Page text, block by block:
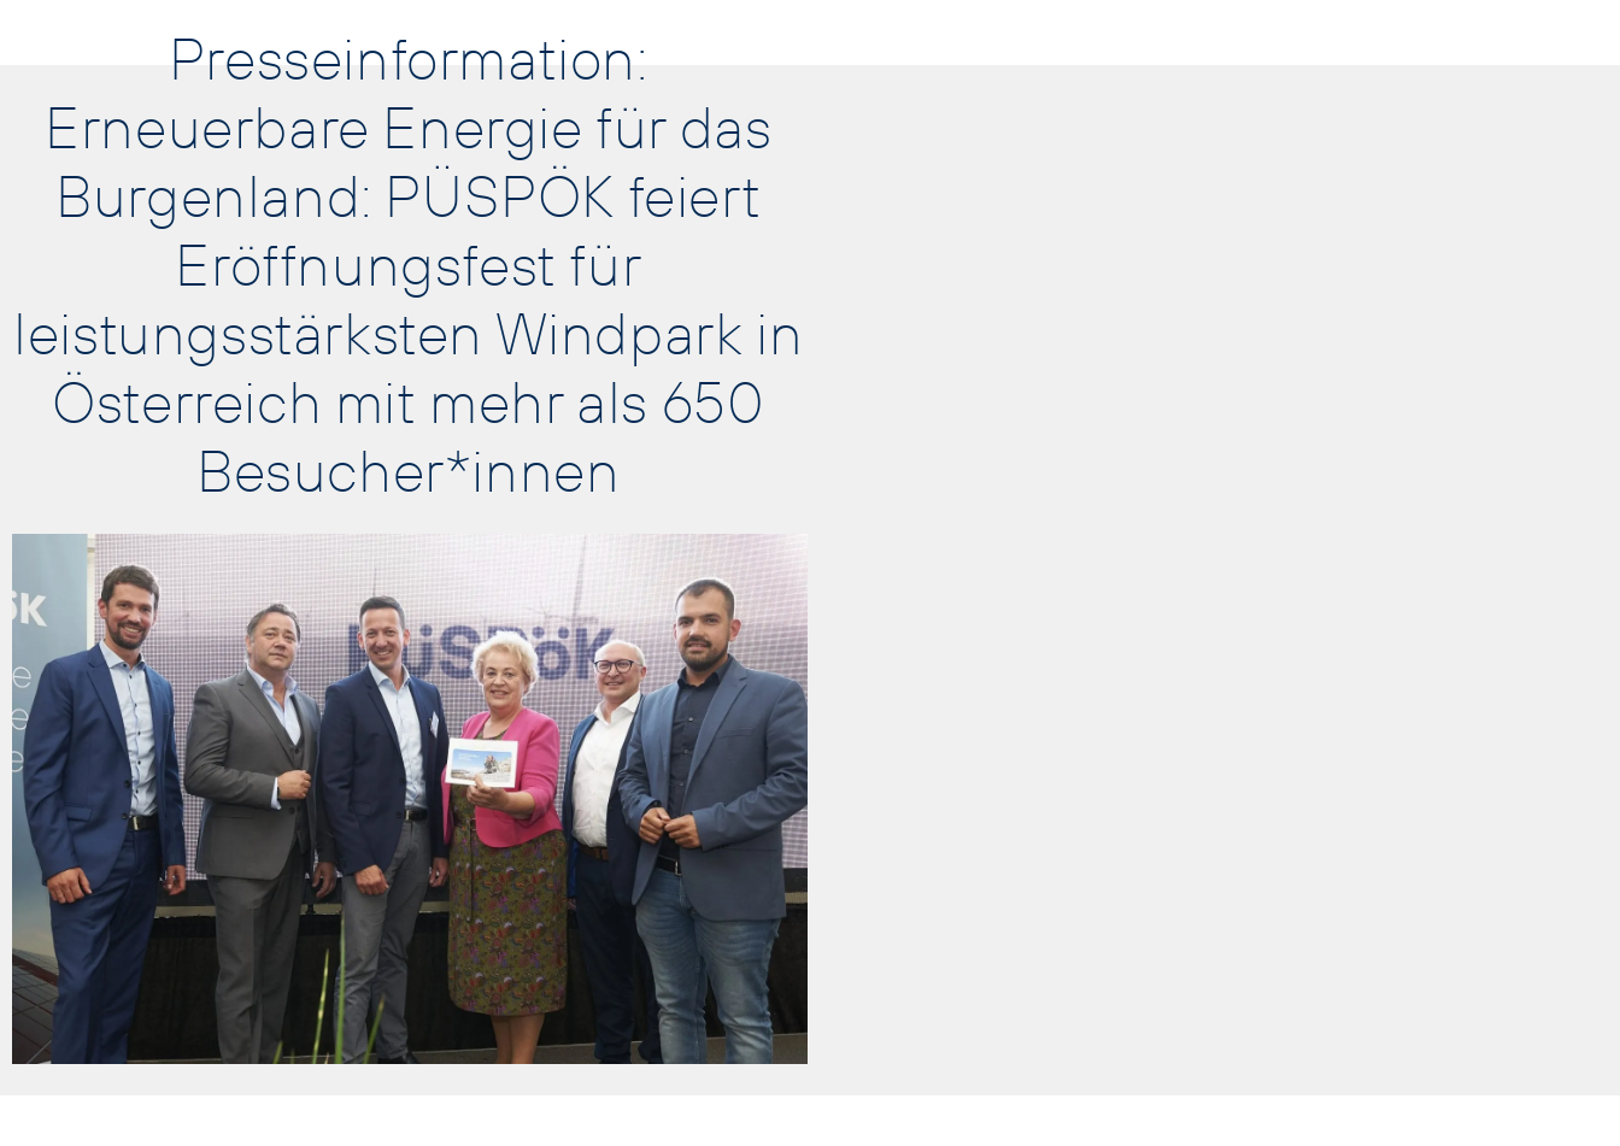
Presseinformation:
Erneuerbare Energie für das
Burgenland: PÜSPÖK feiert
Eröffnungsfest für
leistungsstärksten Windpark in
Österreich mit mehr als 650
Besucher*innen